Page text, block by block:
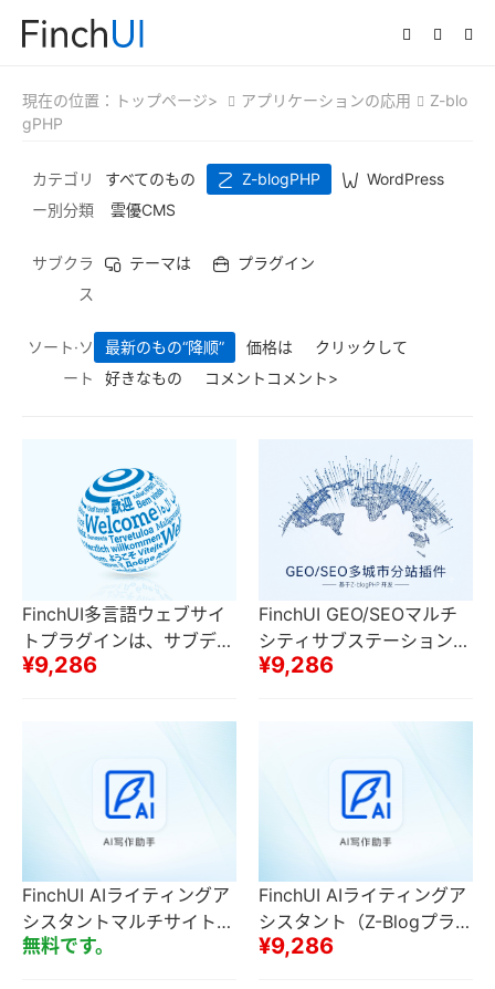
現在の位置： トップページ> アプリケーションの応用
Z-blo
gPHP
カテゴリ
ー別分類
すべてのもの Z-blogPHP
WordPress
雲優CMS
サブクラ
ス
テーマは プラグイン
ソート·ソ
ート
最新のもの“降顺” 価格は
クリックして
好きなもの
コメントコメント>
FinchUI多言語ウェブサイ
トプラグインは、サブディ
レクトリまたは独立したア
メイン名を含む）をサポー
¥9,286
FinchUI GEO/SEOマルチ
シティサブステーションプ
ラグインセットN都市サブ
グテールワードトラフィッ
¥9,286
FinchUI AIライティングア
シスタントマルチサイト一
斉送信サイト側（Z-Blogプ
無料です。
FinchUI AIライティングア
シスタント（Z-Blogプラグ
イン）
¥9,286